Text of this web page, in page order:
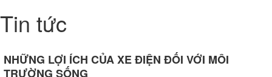
Tin tức
NHỮNG LỢI ÍCH CỦA XE ĐIỆN ĐỐI VỚI MÔI
TRƯỜNG SỐNG